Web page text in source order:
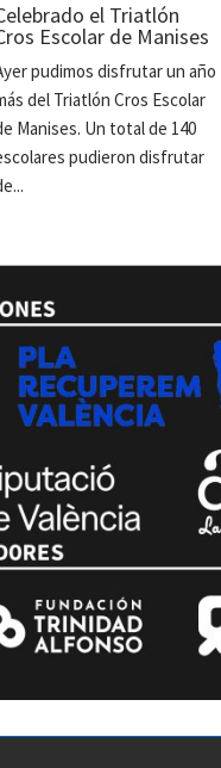
el Triatlón
Escolar de Manises
pudimos disfrutar un año
del Triatlón Cros Escolar
Manises. Un total de 140
pudieron disfrutar